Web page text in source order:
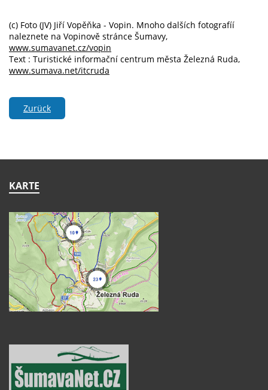
(c) Foto (JV) Jiří Vopěňka - Vopin. Mnoho dalších fotografíí
naleznete na Vopinově stránce Šumavy,
www.sumavanet.cz/vopin
Text : Turistické informační centrum města Železná Ruda,
www.sumava.net/itcruda
Zurück
KARTE